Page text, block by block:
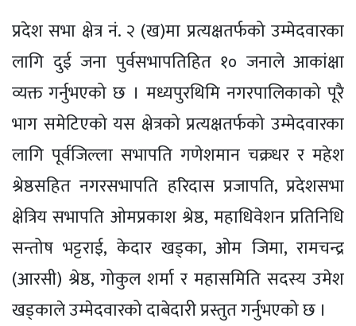
प्रदेश सभा क्षेत्र नं. २ (ख)मा प्रत्यक्षतर्फको उम्मेदवारका
लागि दुई जना पुर्वसभापतिहित १० जनाले आकांक्षा
व्यक्त गर्नुभएको छ । मध्यपुरथिमि नगरपालिकाको पूरै
भाग समेटिएको यस क्षेत्रको प्रत्यक्षतर्फको उम्मेदवारका
लागि पूर्वजिल्ला सभापति गणेशमान चक्रधर र महेश
श्रेष्ठसहित नगरसभापति हरिदास प्रजापति, प्रदेशसभा
क्षेत्रिय सभापति ओमप्रकाश श्रेष्ठ, महाधिवेशन प्रतिनिधि
सन्तोष भट्टराई, केदार खड्का, ओम जिमा, रामचन्द्र
(आरसी) श्रेष्ठ, गोकुल शर्मा र महासमिति सदस्य उमेश
खड्काले उम्मेदवारको दाबेदारी प्रस्तुत गर्नुभएको छ ।